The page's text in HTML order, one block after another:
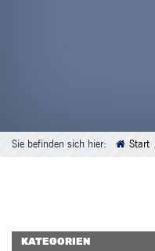
Sie befinden sich hier: Start
KATEGORIEN